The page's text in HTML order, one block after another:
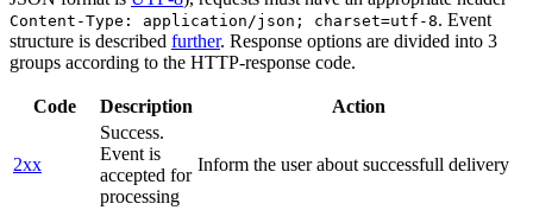
Content-Type: application/json; charset=utf-8. Event
structure is described further. Response options are divided into 3
groups according to the HTTP-response code.
Code Description Action
2xx
Success.
Event is
accepted for
processing
Inform the user about successfull delivery